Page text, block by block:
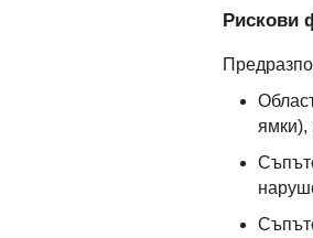
Рискови
ямки),